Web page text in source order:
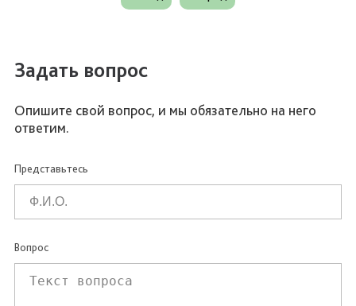
Задать вопрос
Опишите свой вопрос, и мы обязательно на него
ответим.
Представьтесь
Вопрос